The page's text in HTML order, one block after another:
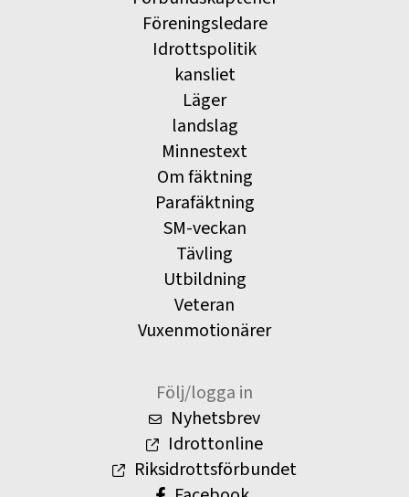
Föreningsledare
Idrottspolitik
kansliet
Läger
landslag
Minnestext
Om fäktning
Parafäktning
SM-veckan
Tävling
Utbildning
Veteran
Vuxenmotionärer
Följ/logga in
Nyhetsbrev
Idrottonline
Riksidrottsförbundet